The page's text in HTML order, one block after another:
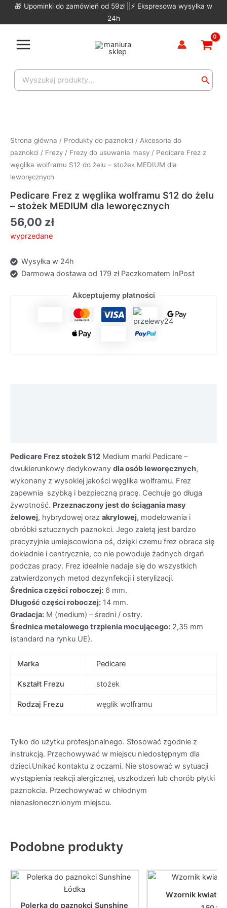
🎁 Upominki do zamówień od 59zł ||⚡ Ekspresowa wysyłka w
24h
Main
Menu
Search
for:
Strona główna / Produkty do paznokci / Akcesoria do
paznokci / Frezy / Frezy do usuwania masy / Pedicare Frez z
węglika wolframu S12 do żelu – stożek MEDIUM dla
leworęcznych
Pedicare Frez z węglika wolframu S12 do żelu
– stożek MEDIUM dla leworęcznych
56,00 zł
wyprzedane
Wysyłka w 24h
Darmowa dostawa od 179 zł Paczkomatem InPost
Akceptujemy płatności
Pedicare Frez stożek S12 Medium marki Pedicare –
dwukierunkowy dedykowany dla osób leworęcznych,
wykonany z wysokiej jakości węglika wolframu. Frez
zapewnia szybką i bezpieczną pracę. Cechuje go długa
żywotność. Przeznaczony jest do ściągania masy
żelowej, hybrydowej oraz akrylowej, modelowania i
obróbki sztucznych paznokci. Jego zaletą jest bardzo
precyzyjnie umiejscowiona oś, dzięki czemu frez obraca się
dokładnie i centrycznie, co nie powoduje żadnych drgań
podczas pracy. Frez idealnie nadaje się do wszystkich
zatwierdzonych metod dezynfekcji i sterylizacji.
Średnica części roboczej: 6 mm.
Długość części roboczej: 14 mm.
Gradacja: M (medium) – średni / ostry.
Średnica metalowego trzpienia mocującego: 2,35 mm
(standard na rynku UE).
Marka Pedicare
Kształt Frezu stożek
Rodzaj Frezu węglik wolframu
Tylko do użytku profesjonalnego. Stosować zgodnie z
instrukcją. Przechowywać w miejscu niedostępnym dla
dzieci.Unikać kontaktu z oczami. Nie stosować w sytuacji
wystąpienia reakcji alergicznej, uszkodzeń lub chorób płytki
paznokcia. Przechowywać w chłodnym
nienasłonecznionym miejscu.
Podobne produkty
Polerka do paznokci Sunshine
Wzornik kwiatek